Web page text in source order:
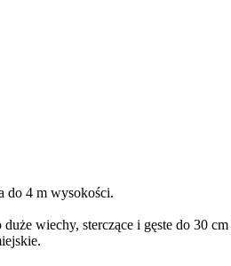
do 4 m wysokości.
wiechy, sterczące i gęste do 30